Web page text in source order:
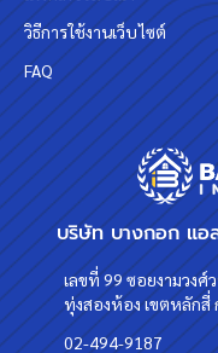
บริษัท บางกอก แอ
เลขที่ 99 ซอยงามวงศ์
ทุ่งสองห้อง เขตหลักสี่
02-494-9187
วิธีการใช้งานเว็บไซต์
FAQ